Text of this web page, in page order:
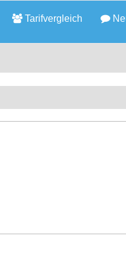
Tarifvergleich